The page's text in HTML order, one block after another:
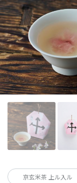
京玄米茶 上ル入ル